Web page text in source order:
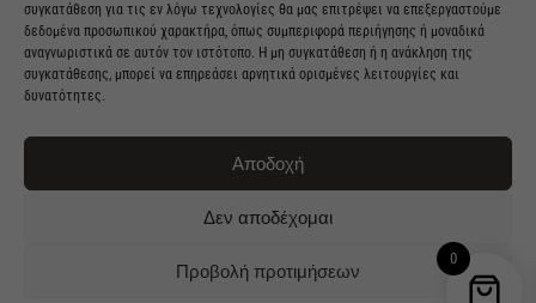
συγκατάθεση για τις εν λόγω τεχνολογίες θα μας επιτρέψει να επεξεργαστούμε
δεδομένα προσωπικού χαρακτήρα, όπως συμπεριφορά περιήγησης ή μοναδικά
αναγνωριστικά σε αυτόν τον ιστότοπο. Η μη συγκατάθεση ή η ανάκληση της
συγκατάθεσης, μπορεί να επηρεάσει αρνητικά ορισμένες λειτουργίες και
δυνατότητες.
Αποδοχή
Δεν αποδέχομαι
Προβολή προτιμήσεων
Λ. Καλάμου 23, Καπανδρίτι
Κατασκευή Ιστοσελίδων .
0